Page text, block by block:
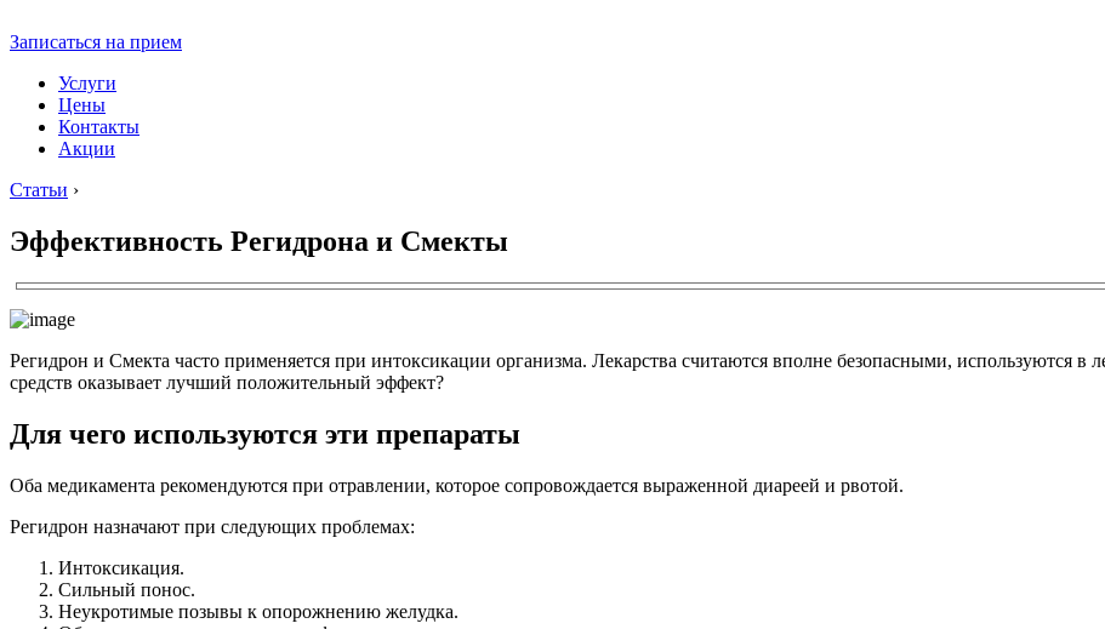
Записаться на прием
Услуги
Цены
Контакты
Акции
Статьи ›
Эффективность Регидрона и Смекты
Регидрон и Смекта часто применяется при интоксикации организма. Лекарства считаются вполне безопасными, используются в
средств оказывает лучший положительный эффект?
Для чего используются эти препараты
Оба медикамента рекомендуются при отравлении, которое сопровождается выраженной диареей и рвотой.
Регидрон назначают при следующих проблемах:
Интоксикация.
Сильный понос.
Неукротимые позывы к опорожнению желудка.